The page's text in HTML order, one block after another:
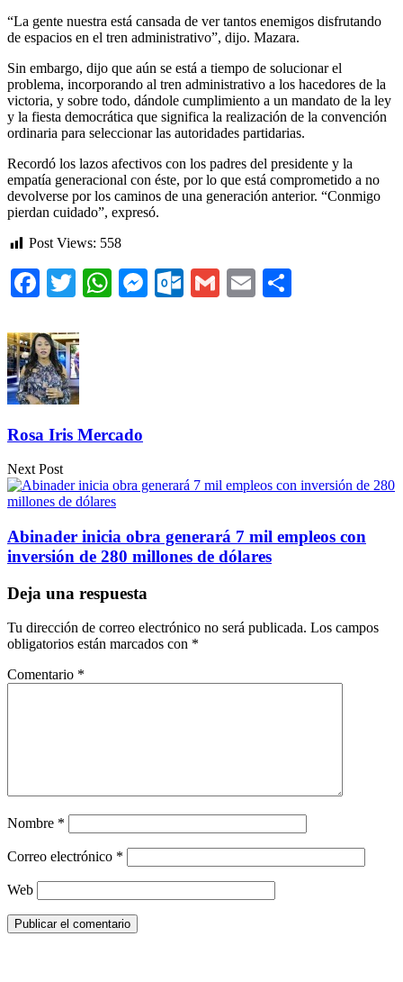
“La gente nuestra está cansada de ver tantos enemigos disfrutando
de espacios en el tren administrativo”, dijo. Mazara.
Sin embargo, dijo que aún se está a tiempo de solucionar el
problema, incorporando al tren administrativo a los hacedores de la
victoria, y sobre todo, dándole cumplimiento a un mandato de la ley
y la fiesta democrática que significa la realización de la convención
ordinaria para seleccionar las autoridades partidarias.
Recordó los lazos afectivos con los padres del presidente y la
empatía generacional con éste, por lo que está comprometido a no
devolverse por los caminos de una generación anterior. “Conmigo
pierdan cuidado”, expresó.
Post Views: 558
Facebook
TwitterWhatsApp
Messenger
Outlook.com
GmailEmail
Rosa Iris Mercado
Next Post
Abinader inicia obra generará 7 mil empleos con
inversión de 280 millones de dólares
Deja una respuesta
Tu dirección de correo electrónico no será publicada. Los campos
obligatorios están marcados con *
Comentario *
Nombre *
Correo electrónico *
Web